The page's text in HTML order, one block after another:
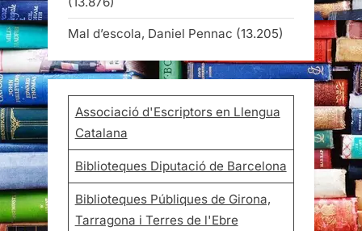
Mal d’escola, Daniel Pennac (13.205)
Associació d'Escriptors en Llengua
Catalana
Biblioteques Diputació de Barcelona
Biblioteques Públiques de Girona,
Tarragona i Terres de l'Ebre